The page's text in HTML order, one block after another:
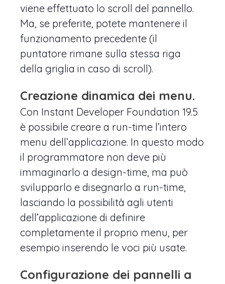
viene effettuato lo scroll del pannello.
Ma, se preferite, potete mantenere il
funzionamento precedente (il
puntatore rimane sulla stessa riga
della griglia in caso di scroll).
Creazione dinamica dei menu.
Con Instant Developer Foundation 19.5
è possibile creare a run-time l’intero
menu dell’applicazione. In questo modo
il programmatore non deve più
immaginarlo a design-time, ma può
svilupparlo e disegnarlo a run-time,
lasciando la possibilità agli utenti
dell’applicazione di definire
completamente il proprio menu, per
esempio inserendo le voci più usate.
Configurazione dei pannelli a